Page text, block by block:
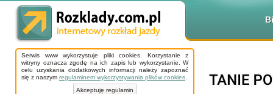
Serwis www wykorzystuje pliki cookies. Korzystanie z
witryny oznacza zgodę na ich zapis lub wykorzystanie. W
celu uzyskania dodatkowych informacji należy zapoznać
się z naszym regulaminem wykorzystywania plików cookies
Akceptuję regulamin